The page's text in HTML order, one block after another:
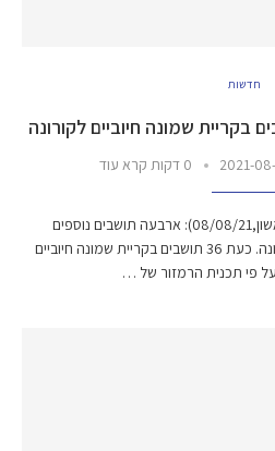
חדשות
2021- 0 דקות קרא עוד
משרד הבריאות מעדכן הבוקר ( ראשון,08/08/21): ארבעה תושבים נוספים
בקריית שמונה נמצאו חיוביים לקורונה. כעת 36 תושבים בקריית שמונה חיוביים
פי תכנית הרמזור של …